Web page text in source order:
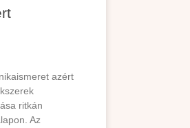
azért
ritkán
Az